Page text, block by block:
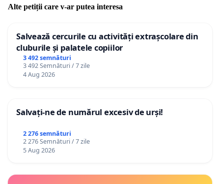
Alte petiții care v-ar putea interesa
Salvează cercurile cu activități extrașcolare din
cluburile și palatele copiilor
3 492 semnături
3 492 Semnături / 7 zile
4 Aug 2026
Salvați-ne de numărul excesiv de urși!
2 276 semnături
2 276 Semnături / 7 zile
5 Aug 2026